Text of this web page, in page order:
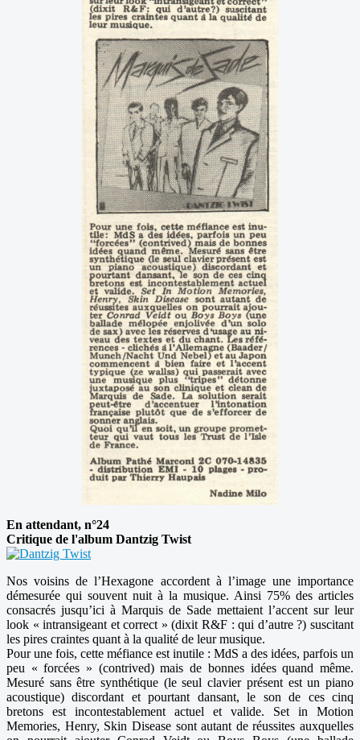
En attendant, n°24
Critique de l'album Dantzig Twist
Nos voisins de l’Hexagone accordent à l’image une importance
démesurée qui souvent nuit à la musique. Ainsi 75% des articles
consacrés jusqu’ici à Marquis de Sade mettaient l’accent sur leur
look « intransigeant et correct » (dixit R&F : qui d’autre ?) suscitant
les pires craintes quant à la qualité de leur musique.
Pour une fois, cette méfiance est inutile : MdS a des idées, parfois un
peu « forcées » (contrived) mais de bonnes idées quand même.
Mesuré sans être synthétique (le seul clavier présent est un piano
acoustique) discordant et pourtant dansant, le son de ces cinq
bretons est incontestablement actuel et valide. Set in Motion
Memories, Henry, Skin Disease sont autant de réussites auxquelles